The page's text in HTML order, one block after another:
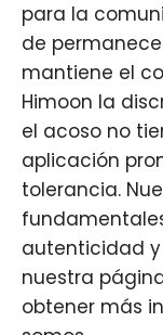
para la
de
mantiene el
Himoon la
el acoso no
aplicación
tolerancia.
autenticidad y
nuestra
obtener más